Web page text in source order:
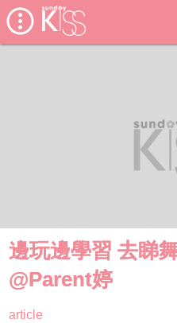
邊玩邊學習 去睇
@Parent婷
article